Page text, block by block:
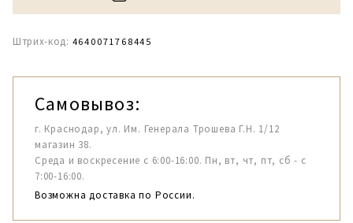
Штрих-код: 4640071768445
Самовывоз:
г. Краснодар, ул. Им. Генерала Трошева Г.Н. 1/12
магазин 38.
Среда и воскресение с 6:00-16:00. Пн, вт, чт, пт, сб - с
7:00-16:00.
Возможна доставка по России.